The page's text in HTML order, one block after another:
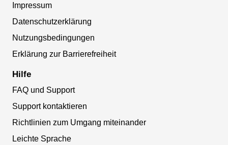
Impressum
Datenschutzerklärung
Nutzungsbedingungen
Erklärung zur Barrierefreiheit
Hilfe
FAQ und Support
Support kontaktieren
Richtlinien zum Umgang miteinander
Leichte Sprache